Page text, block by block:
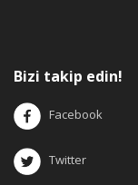
Bizi takip edin!
Facebook
Twitter